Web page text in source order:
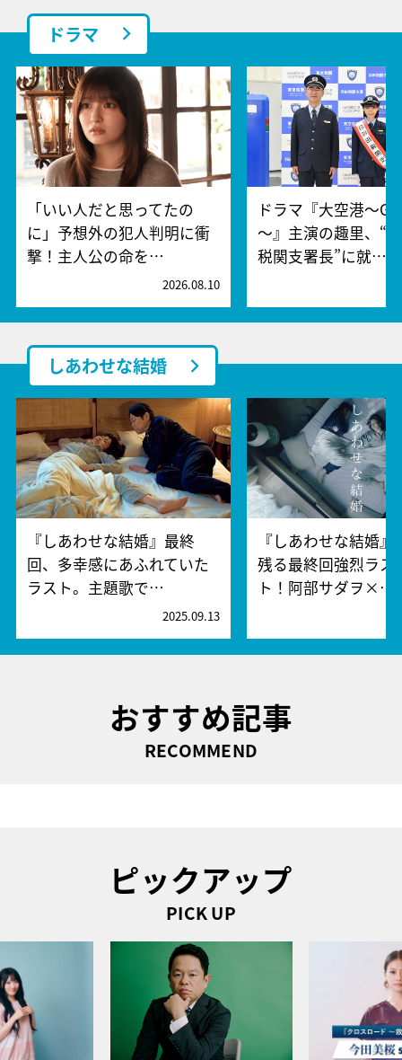
ドラマ
「いい人だと思ってたの
に」予想外の犯人判明に衝
撃！主人公の命を…
2026.08.10
ドラマ『大空港～
～』主演の趣里、“
税関支署長”に就…
しあわせな結婚
『しあわせな結婚』最終
回、多幸感にあふれていた
ラスト。主題歌で…
2025.09.13
『しあわせな結婚』
残る最終回強烈ラス
ト！阿部サダヲ×…
おすすめ記事
RECOMMEND
ピックアップ
PICK UP